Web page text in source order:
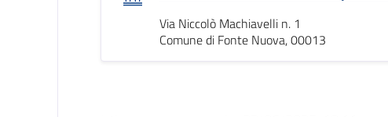
Via Niccolò Machiavelli n. 1
Comune di Fonte Nuova, 00013